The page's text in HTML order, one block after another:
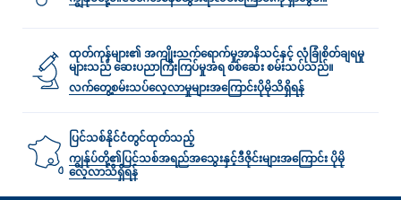
ထုတ်ကုန်များ၏ အကျိုးသက်ရောက်မှုအာနိသင်နှင့် လုံခြုံစိတ်ချရမှု
များသည် ဆေးပညာကြီးကြပ်မှုအရ စစ်ဆေး စမ်းသပ်သည်။
လက်တွေ့စမ်းသပ်လေ့လာမှုများအ‌‌‌ကြောင်းပိုမိုသိရှိရန်
ပြင်သစ်နိုင်ငံတွင်ထုတ်သည့်
ကျွန်ုပ်တို့၏ပြင်သစ်အရည်အသွေးနှင့်ဒီဇိုင်းများအကြောင်း ပိုမို
လေ့လာသိရှိရန်